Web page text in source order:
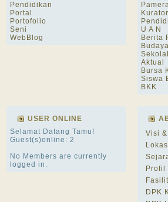
Pendidikan
Portal
Portofolio
Seni
WebBlog
U A N
Berita
Budaya
Aktual
Bursa
Siswa
BKK
USER ONLINE
Selamat Datang Tamu!
Guest(s)online: 2
No Members are currently
logged in.
Visi
Profil
DPK